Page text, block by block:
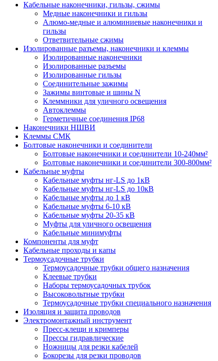
Кабельные наконечники, гильзы, сжимы
Медные наконечники и гильзы
Алюмо-медные и алюминиевые наконечники и
гильзы
Ответвительные сжимы
Изолированные разъемы, наконечники и клеммы
Изолированные наконечники
Изолированные разъемы
Изолированные гильзы
Соединительные зажимы
Зажимы винтовые и шины N
Клеммники для уличного освещения
Автоклеммы
Герметичные соединения IP68
Наконечники НШВИ
Клеммы СМК
Болтовые наконечники и соединители
Болтовые наконечники и соединители 10-240мм²
Болтовые наконечники и соединители 300-800мм²
Кабельные муфты
Кабельные муфты нг-LS до 1кВ
Кабельные муфты нг-LS до 10кВ
Кабельные муфты до 1 кВ
Кабельные муфты 6-10 кВ
Кабельные муфты 20-35 кВ
Муфты для уличного освещения
Кабельные минимуфты
Компоненты для муфт
Кабельные проходы и капы
Термоусадочные трубки
Термоусадочные трубки общего назначения
Клеевые трубки
Наборы термоусадочных трубок
Высоковольтные трубки
Термоусадочные трубки специального назначения
Изоляция и защита проводов
Электромонтажный инструмент
Пресс-клещи и кримперы
Прессы гидравлические
Ножницы для резки кабелей
Бокорезы для резки проводов